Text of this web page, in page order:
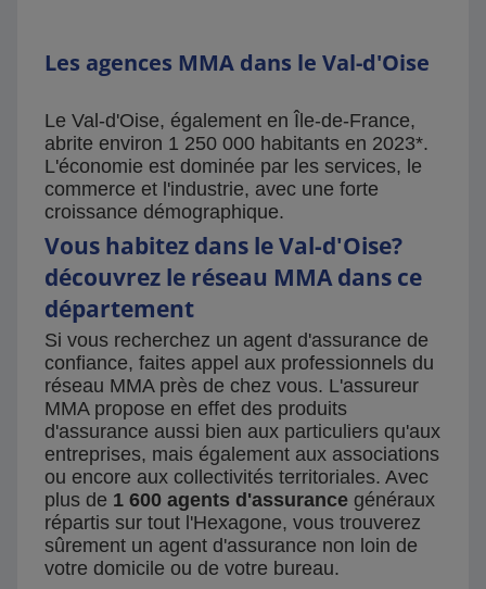
Les agences MMA dans le Val-d'Oise
Le Val-d'Oise, également en Île-de-France,
abrite environ 1 250 000 habitants en 2023*.
L'économie est dominée par les services, le
commerce et l'industrie, avec une forte
croissance démographique.
Vous habitez dans le Val-d'Oise?
découvrez le réseau MMA dans ce
département
Si vous recherchez un agent d'assurance de
confiance, faites appel aux professionnels du
réseau MMA près de chez vous. L'assureur
MMA propose en effet des produits
d'assurance aussi bien aux particuliers qu'aux
entreprises, mais également aux associations
ou encore aux collectivités territoriales. Avec
plus de 1 600 agents d'assurance généraux
répartis sur tout l'Hexagone, vous trouverez
sûrement un agent d'assurance non loin de
votre domicile ou de votre bureau.